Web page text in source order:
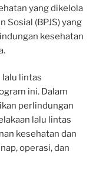
yang dikelola
Sosial (BPJS) yang
kesehatan
lalu lintas
ini. Dalam
perlindungan
lalu lintas
kesehatan dan
operasi, dan